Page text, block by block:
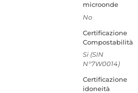
microonde
No
Certificazione
Compostabilità
Si (SIN
N°7W0014)
Certificazione
idoneità